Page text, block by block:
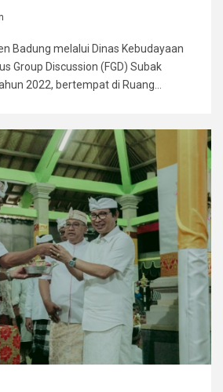
Badung melalui Dinas Kebudayaan
Group Discussion (FGD) Subak
2022, bertempat di Ruang...